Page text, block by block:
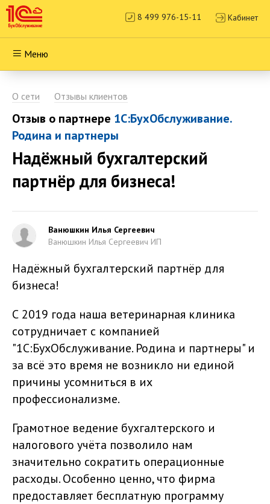
8 499 976-15-11 Кабинет
Меню
О сети Отзывы клиентов
Отзыв о партнере 1С:БухОбслуживание.
Родина и партнеры
Надёжный бухгалтерский
партнёр для бизнеса!
Ванюшкин Илья Сергеевич
Ванюшкин Илья Сергеевич ИП
Надёжный бухгалтерский партнёр для
бизнеса!
С 2019 года наша ветеринарная клиника
сотрудничает с компанией
"1С:БухОбслуживание. Родина и партнеры" и
за всё это время не возникло ни единой
причины усомниться в их
профессионализме.
Грамотное ведение бухгалтерского и
налогового учёта позволило нам
значительно сократить операционные
расходы. Особенно ценно, что фирма
предоставляет бесплатную программу